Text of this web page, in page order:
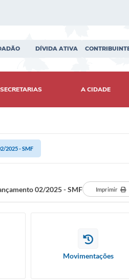
DÍVIDA ATIVA
SECRETARIAS A CIDADE
2025 - SMF
02/2025 - SMF Imprimir
Movimentações